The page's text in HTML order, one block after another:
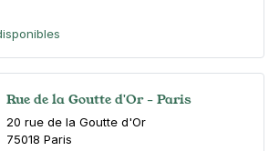
Rue de la Goutte d'Or - Paris
20 rue de la Goutte d'Or
75018 Paris